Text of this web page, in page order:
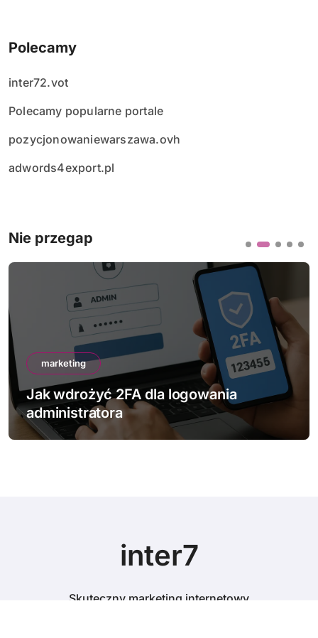
Polecamy
inter72.vot
Polecamy popularne portale
pozycjonowaniewarszawa.ovh
adwords4export.pl
Nie przegap
marketing
Jak sprawdzić bezpieczeństwo swojej
strony
inter7
Skuteczny marketing internetowy